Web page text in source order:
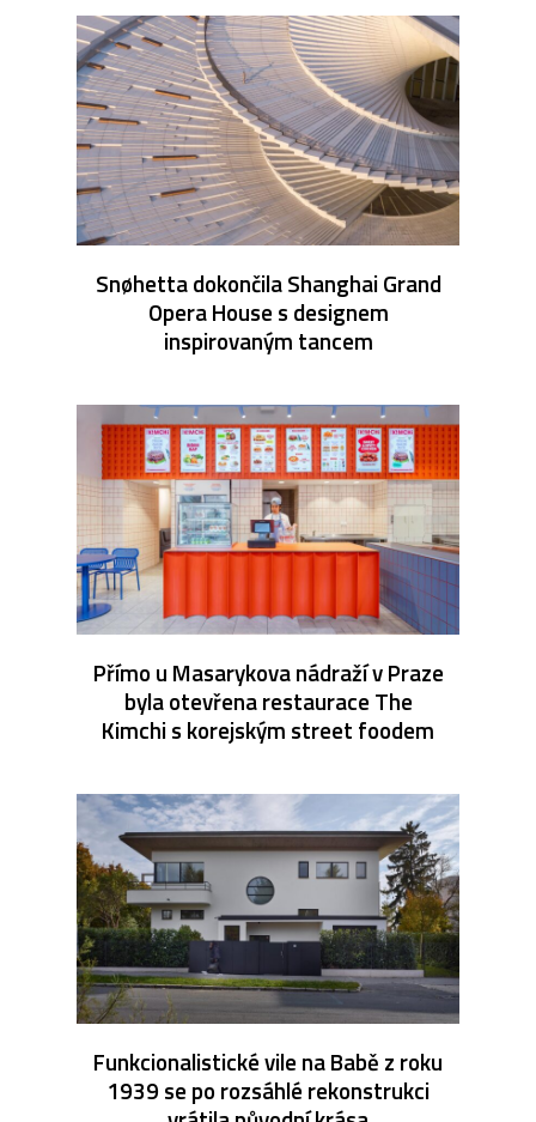
Snøhetta dokončila Shanghai Grand
Opera House s designem
inspirovaným tancem
Přímo u Masarykova nádraží v Praze
byla otevřena restaurace The
Kimchi s korejským street foodem
Funkcionalistické vile na Babě z roku
1939 se po rozsáhlé rekonstrukci